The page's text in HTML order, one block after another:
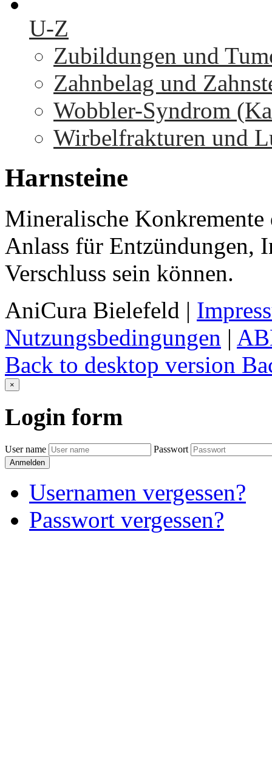
U-Z
Zubildungen und
Zahnbelag und
Wobbler-Syndrom
Wirbelfrakturen und
Harnsteine
Mineralische
Anlass für Entzündungen,
Verschluss sein können.
AniCura Bielefeld |
Nutzungsbedingungen |
Back to desktop version
×
Login form
User name Passwort
Anmelden
Usernamen vergessen?
Passwort vergessen?